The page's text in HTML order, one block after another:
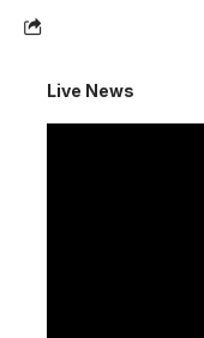
Live News